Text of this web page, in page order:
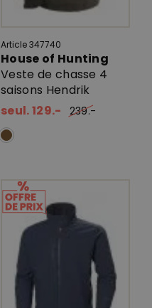
Article 347740
House of Hunting
Veste de chasse 4
saisons Hendrik
seul. 129.-
239.-